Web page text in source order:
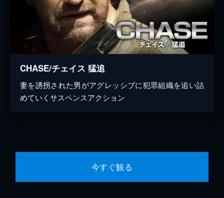
CHASE/チェイス 猛追
妻を誘拐された男がアグレッシブに犯罪組織を追い詰
めていくサスペンスアクション
今すぐ観る